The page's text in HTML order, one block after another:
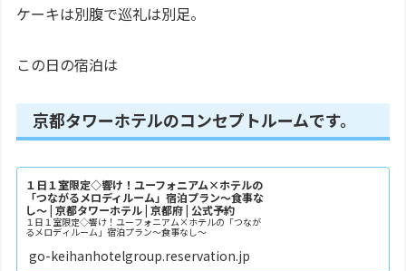
ケーキは別腹で巡礼は別足。
この日の宿泊は
京都タワーホテルのコンセプトルームです。
１日１室限定◇響け！ユーフォニアム×ホテルの
「つながるメロディルーム」宿泊プラン～食事な
し～ | 京都タワーホテル | 京都府 | 公式予約
１日１室限定◇響け！ユーフォニアム×ホテルの「つなが
るメロディルーム」宿泊プラン～食事なし～
go-keihanhotelgroup.reservation.jp